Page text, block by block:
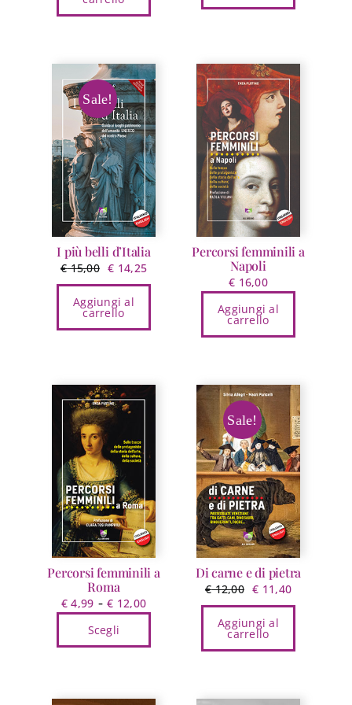
Sale!
I più belli d’Italia
€15,00 Il
prezzo
originale
era:
€ 14,25Il
prezzo
Aggiungi al
carrello
Percorsi femminili a
Napoli
€ 16,00
Aggiungi al
carrello
Percorsi femminili a
Roma
€ 4,99 - € 12,00Fascia
Scegli
Sale!
Di carne e di pietra
€12,00 Il
prezzo
originale
era:
€ 11,40Il
prezzo
Aggiungi al
carrello